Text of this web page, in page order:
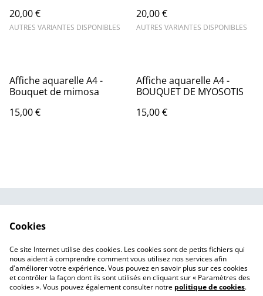
20,00 €
AUTRES VARIANTES DISPONIBLES
20,00 €
AUTRES VARIANTES DISPONIBLES
Affiche aquarelle A4 -
Bouquet de mimosa
15,00 €
Affiche aquarelle A4 -
BOUQUET DE MYOSOTIS
15,00 €
Politique de cookies
Mentions légales
Contact
Cookies
Ce site Internet utilise des cookies. Les cookies sont de petits fichiers qui
nous aident à comprendre comment vous utilisez nos services afin
d'améliorer votre expérience. Vous pouvez en savoir plus sur ces cookies
et contrôler la façon dont ils sont utilisés en cliquant sur « Paramètres des
cookies ». Vous pouvez également consulter notre politique de cookies.